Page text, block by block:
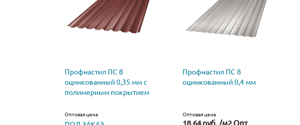
Профнастил ПС 8
оцинкованный 0,35 мм с
полимерным покрытием
Оптовая цена
Профнастил ПС 8
оцинкованный 0,4 мм
Оптовая цена
18.64 руб. /м2 Опт